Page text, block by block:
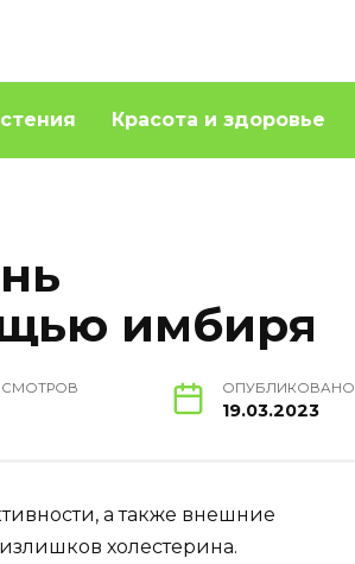
Красота и здоровье
имбиря
ОПУБЛИКОВАНО
19.03.2023
а также внешние
холестерина.